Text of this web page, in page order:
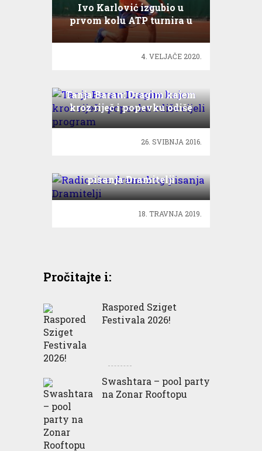
Ivo Karlović izgubio u
prvom kolu ATP turnira u
Puneu
4. VELJAČE 2020.
Tanja Baran: Dragim kajem
kroz riječ i popevku odiše
cijeli program
26. SVIBNJA 2016.
pisanja Dramitelji
18. TRAVNJA 2019.
Pročitajte i:
Raspored Sziget
Festivala 2026!
Swashtara – pool party
na Zonar Rooftopu